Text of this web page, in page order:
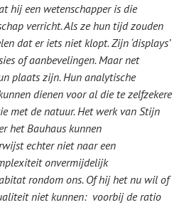
hij een wetenschapper is die
verricht. Als ze hun tijd zouden
dat er iets niet klopt. Zijn ‘displays’
of aanbevelingen. Maar net
plaats zijn. Hun analytische
dienen voor al die te zelfzekere
met de natuur. Het werk van Stijn
het Bauhaus kunnen
echter niet naar een
onvermijdelijk
rondom ons. Of hij het nu wil of
niet kunnen: voorbij de ratio